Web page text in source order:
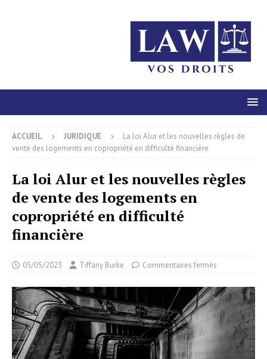
ACCUEIL JURIDIQUE
La loi Alur et les nouvelles règles de
vente des logements en copropriété en difficulté financière
La loi Alur et les nouvelles règles
de vente des logements en
copropriété en difficulté
financière
05/05/2023 Tiffany Burke Commentaires fermés